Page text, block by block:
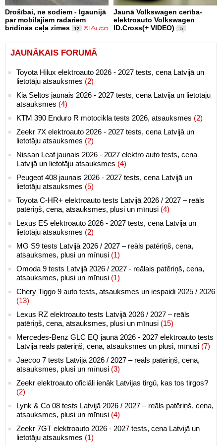
Drošībai, ne sodiem - Igaunijā
par mobilajiem radariem
brīdinās ceļa zimes
12
Jaunā Volkswagen cerība-
elektroauto Volkswagen
ID.Cross(+ VIDEO)
5
JAUNĀKAIS FORUMĀ
Toyota Hilux elektroauto 2026 - 2027 tests, cena Latvijā un
lietotāju atsauksmes (2)
Kia Seltos jaunais 2026 - 2027 tests, cena Latvijā un lietotāju
atsauksmes (4)
KTM 390 Enduro R motocikla tests 2026, atsauksmes (2)
Zeekr 7X elektroauto 2026 - 2027 tests, cena Latvijā un
lietotāju atsauksmes (2)
Nissan Leaf jaunais 2026 - 2027 elektro auto tests, cena
Latvijā un lietotāju atsauksmes (4)
Peugeot 408 jaunais 2026 - 2027 tests, cena Latvijā un
lietotāju atsauksmes (5)
Toyota C-HR+ elektroauto tests Latvijā 2026 / 2027 – reāls
patēriņš, cena, atsauksmes, plusi un mīnusi (4)
Lexus ES elektroauto 2026 - 2027 tests, cena Latvijā un
lietotāju atsauksmes (2)
MG S9 tests Latvijā 2026 / 2027 – reāls patēriņš, cena,
atsauksmes, plusi un mīnusi (1)
Omoda 9 tests Latvijā 2026 / 2027 - reālais patēriņš, cena,
atsauksmes, plusi un mīnusi (1)
Chery Tiggo 9 auto tests, atsauksmes un iespaidi 2025 / 2026
(13)
Lexus RZ elektroauto tests Latvijā 2026 / 2027 – reāls
patēriņš, cena, atsauksmes, plusi un mīnusi (15)
Mercedes-Benz GLC EQ jaunā 2026 - 2027 elektroauto tests
Latvijā reāls patēriņš, cena, atsauksmes un plusi, mīnusi (7)
Jaecoo 7 tests Latvijā 2026 / 2027 – reāls patēriņš, cena,
atsauksmes, plusi un mīnusi (3)
Zeekr elektroauto oficiāli ienāk Latvijas tirgū, kas tos tirgos?
(2)
Lynk & Co 08 tests Latvijā 2026 / 2027 – reāls patēriņš, cena,
atsauksmes, plusi un mīnusi (4)
Zeekr 7GT elektroauto 2026 - 2027 tests, cena Latvijā un
lietotāju atsauksmes (1)